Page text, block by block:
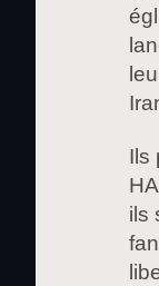
Ils
ils